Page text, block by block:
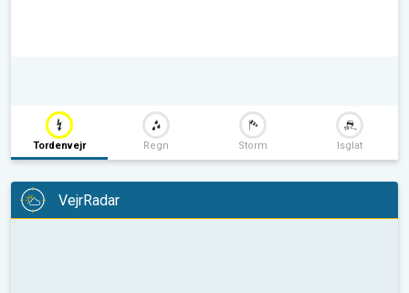
Tordenvejr Regn Storm Isglat
VejrRadar